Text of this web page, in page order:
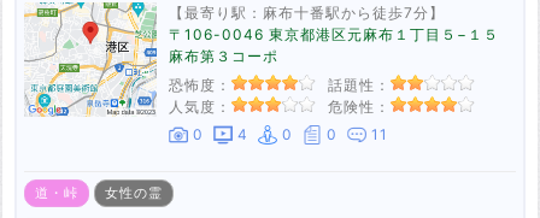
【最寄り駅：麻布十番駅から徒歩7分】
〒106-0046 東京都港区元麻布１丁目５−１５
麻布第３コーポ
恐怖度：
話題性：
人気度：
危険性：
0
4 0 0 11
道・峠 女性の霊